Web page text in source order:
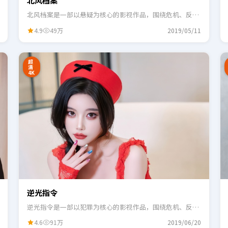
北风档案是一部以悬疑为核心的影视作品，围绕危机、反转
4.9 49万 2019/05/11
超
清
4K
逆光指令
逆光指令是一部以犯罪为核心的影视作品，围绕危机、反转
4.6 91万 2019/06/20